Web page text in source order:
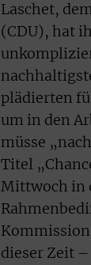
Laschet,
(CDU), hat
plädierten
um in den
müsse
Titel
Mittwoch in
dieser Zeit –